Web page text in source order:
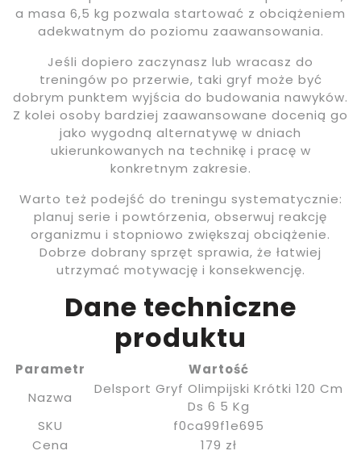
a masa 6,5 kg pozwala startować z obciążeniem
adekwatnym do poziomu zaawansowania.
Jeśli dopiero zaczynasz lub wracasz do
treningów po przerwie, taki gryf może być
dobrym punktem wyjścia do budowania nawyków.
Z kolei osoby bardziej zaawansowane docenią go
jako wygodną alternatywę w dniach
ukierunkowanych na technikę i pracę w
konkretnym zakresie.
Warto też podejść do treningu systematycznie:
planuj serie i powtórzenia, obserwuj reakcję
organizmu i stopniowo zwiększaj obciążenie.
Dobrze dobrany sprzęt sprawia, że łatwiej
utrzymać motywację i konsekwencję.
Dane techniczne
produktu
Parametr
Wartość
Nazwa
Delsport Gryf Olimpijski Krótki 120 Cm
Ds 6 5 Kg
SKU
f0ca99f1e695
Cena
179 zł